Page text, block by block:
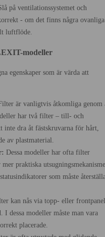
på ventilationssystemet och
- om det finns några ovanliga
luftflöde.
modeller
egenskaper som är värda att
är vanligtvis åtkomliga genom
har två filter – till- och
dra åt fästskruvarna för hårt,
av plastmaterial.
Dessa modeller har ofta filter
praktiska
som måste
kan nås via topp- eller
I dessa modeller måste man vara
placerade.